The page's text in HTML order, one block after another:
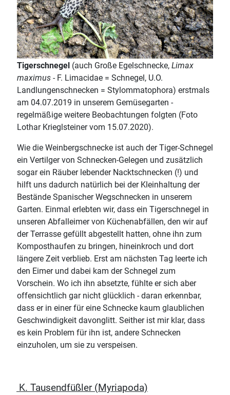
Tigerschnegel (auch Große Egelschnecke, Limax
maximus - F. Limacidae = Schnegel, U.O.
Landlungenschnecken = Stylommatophora) erstmals
am 04.07.2019 in unserem Gemüsegarten -
regelmäßige weitere Beobachtungen folgten (Foto
Lothar Krieglsteiner vom 15.07.2020).
Wie die Weinbergschnecke ist auch der Tiger-Schnegel
ein Vertilger von Schnecken-Gelegen und zusätzlich
sogar ein Räuber lebender Nacktschnecken (!) und
hilft uns dadurch natürlich bei der Kleinhaltung der
Bestände Spanischer Wegschnecken in unserem
Garten. Einmal erlebten wir, dass ein Tigerschnegel in
unseren Abfalleimer von Küchenabfällen, den wir auf
der Terrasse gefüllt abgestellt hatten, ohne ihn zum
Komposthaufen zu bringen, hineinkroch und dort
längere Zeit verblieb. Erst am nächsten Tag leerte ich
den Eimer und dabei kam der Schnegel zum
Vorschein. Wo ich ihn absetzte, fühlte er sich aber
offensichtlich gar nicht glücklich - daran erkennbar,
dass er in einer für eine Schnecke kaum glaublichen
Geschwindigkeit davonglitt. Seither ist mir klar, dass
es kein Problem für ihn ist, andere Schnecken
einzuholen, um sie zu verspeisen.
K. Tausendfüßler (Myriapoda)